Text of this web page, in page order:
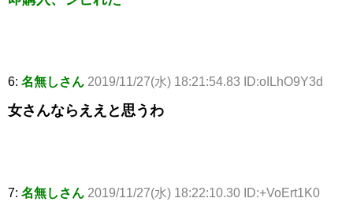
6: 名無しさん 2019/11/27(水) 18:21:54.83 ID:oILhO9Y3d
女さんならええと思うわ
7: 名無しさん 2019/11/27(水) 18:22:10.30 ID:+VoErt1K0